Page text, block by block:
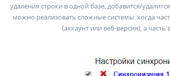
удаления строки в одной базе, добавится/
можно реализовать сложные системы: когда
(аккаунт или веб-версия), а часть